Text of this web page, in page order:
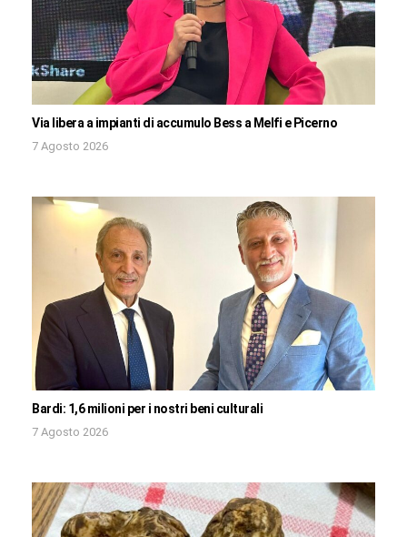
Via libera a impianti di accumulo Bess a Melfi e Picerno
7 Agosto 2026
Bardi: 1,6 milioni per i nostri beni culturali
7 Agosto 2026